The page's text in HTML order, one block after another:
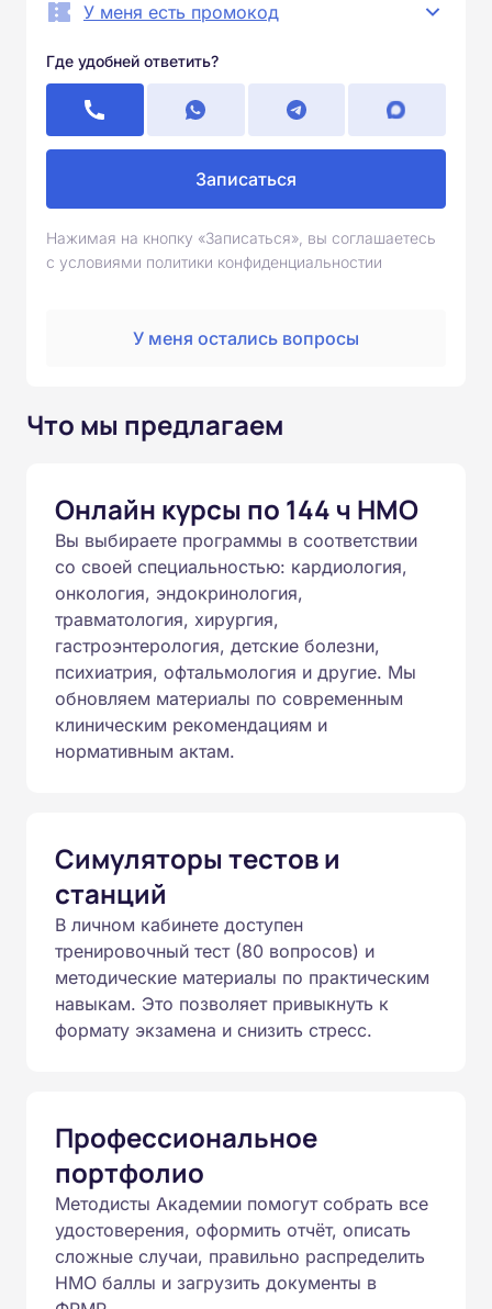
У меня есть промокод
Где удобней ответить?
Записаться
Нажимая на кнопку «Записаться», вы соглашаетесь
с условиями политики конфиденциальностии
У меня остались вопросы
Что мы предлагаем
Онлайн курсы по 144 ч НМО
Вы выбираете программы в соответствии
со своей специальностью: кардиология,
онкология, эндокринология,
травматология, хирургия,
гастроэнтерология, детские болезни,
психиатрия, офтальмология и другие. Мы
обновляем материалы по современным
клиническим рекомендациям и
нормативным актам.
Симуляторы тестов и
станций
В личном кабинете доступен
тренировочный тест (80 вопросов) и
методические материалы по практическим
навыкам. Это позволяет привыкнуть к
формату экзамена и снизить стресс.
Профессиональное
портфолио
Методисты Академии помогут собрать все
удостоверения, оформить отчёт, описать
сложные случаи, правильно распределить
НМО баллы и загрузить документы в